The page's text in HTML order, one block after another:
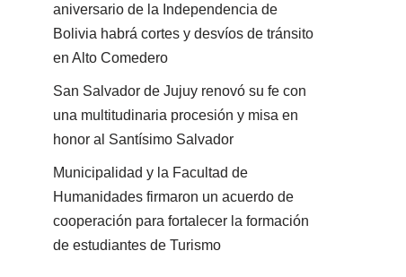
aniversario de la Independencia de
Bolivia habrá cortes y desvíos de tránsito
en Alto Comedero
San Salvador de Jujuy renovó su fe con
una multitudinaria procesión y misa en
honor al Santísimo Salvador
Municipalidad y la Facultad de
Humanidades firmaron un acuerdo de
cooperación para fortalecer la formación
de estudiantes de Turismo